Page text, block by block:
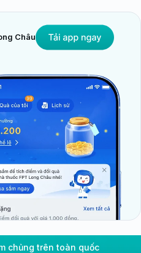
Châu
chủng trên toàn quốc